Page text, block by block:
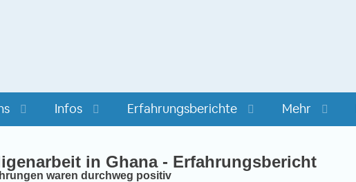
Infos Erfahrungsberichte Mehr
in Ghana - Erfahrungsbericht
waren durchweg positiv